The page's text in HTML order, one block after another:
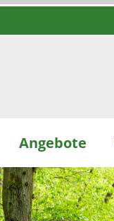
Angebote